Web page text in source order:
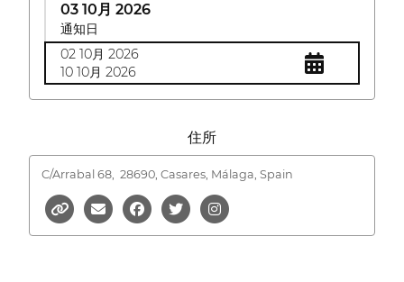
03 10月 2026
通知日
02 10月 2026
10 10月 2026
住所
C/Arrabal 68, 28690, Casares, Málaga, Spain